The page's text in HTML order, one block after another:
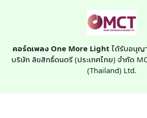
คอร์ดเพลง One More Light ได้รับอนุญ
บริษัท ลิขสิทธิ์ดนตรี (ประเทศไทย) จำกัด
(Thailand) Ltd.